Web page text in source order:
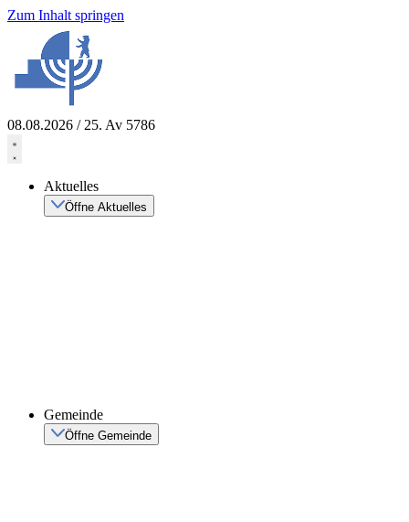
Zum Inhalt springen
08.08.2026 / 25. Av 5786
Aktuelles
Öffne Aktuelles
Gemeinde
Öffne Gemeinde